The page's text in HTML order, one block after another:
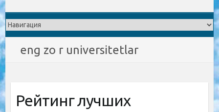
eng zo r universitetlar
Рейтинг лучших